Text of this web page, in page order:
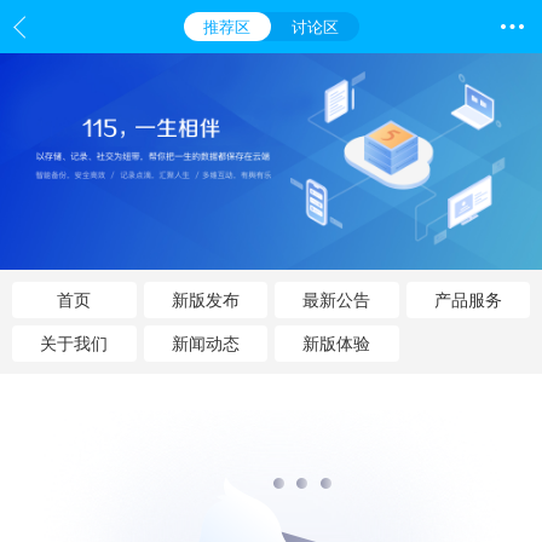
推荐区 讨论区
首页 新版发布 最新公告 产品服务
关于我们 新闻动态 新版体验